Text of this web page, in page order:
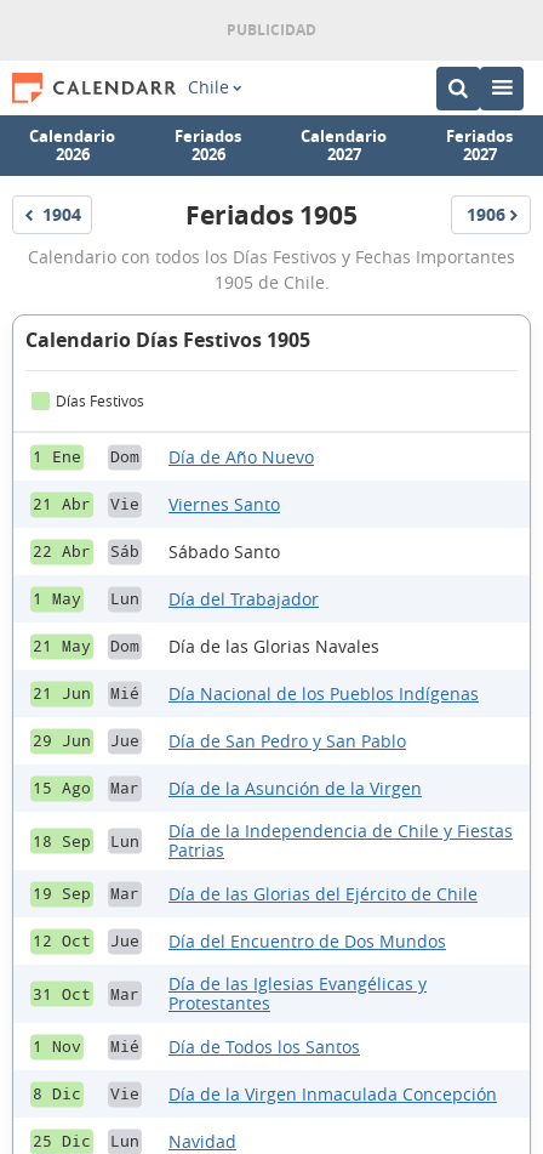
Chile
Calendario
2026
Feriados
2026
Calendario
2027
Feriados
2027
Feriados
1904
Feriados
1905
Feriados 1905 Feriados
1906
Calendario con todos los Días Festivos y Fechas Importantes
1905 de Chile.
Calendario Días Festivos 1905
Días Festivos
1 Ene Dom Día de Año Nuevo
21 Abr Vie Viernes Santo
22 Abr Sáb Sábado Santo
1 May Lun Día del Trabajador
21 May Dom Día de las Glorias Navales
21 Jun Mié Día Nacional de los Pueblos Indígenas
29 Jun Jue Día de San Pedro y San Pablo
15 Ago Mar Día de la Asunción de la Virgen
18 Sep Lun
Día de la Independencia de Chile y Fiestas
Patrias
19 Sep Mar Día de las Glorias del Ejército de Chile
12 Oct Jue Día del Encuentro de Dos Mundos
31 Oct Mar
Día de las Iglesias Evangélicas y
Protestantes
1 Nov Mié Día de Todos los Santos
8 Dic Vie Día de la Virgen Inmaculada Concepción
25 Dic Lun Navidad